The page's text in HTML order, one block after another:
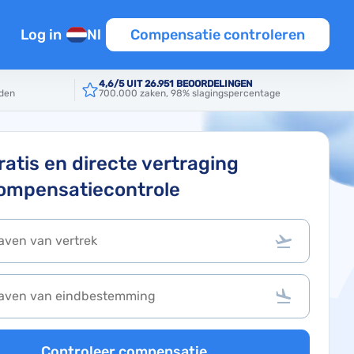
EU
Log in Nl Compensatie controleren
4,6/5 UIT 26.951 BEOORDELINGEN
700.000 zaken, 98% slagingspercentage
en directe vertraging